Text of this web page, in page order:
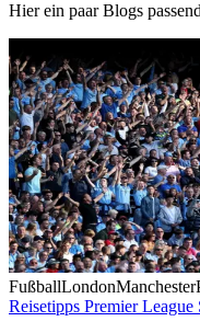
Hier ein paar Blogs
FußballLondonManchester
Reisetipps Premier